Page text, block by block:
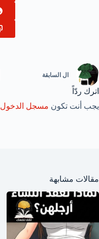
ال السابقة
اترك ردّاً
يجب أنت تكون مسجل الدخول
مقالات مشابهة